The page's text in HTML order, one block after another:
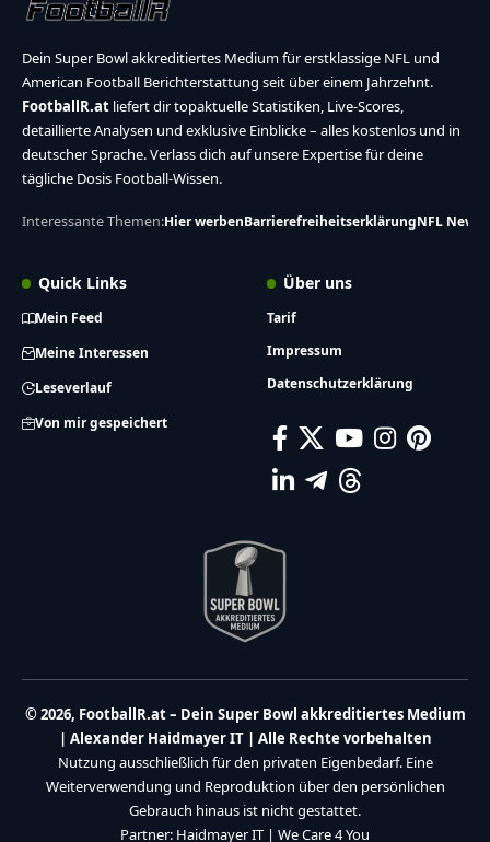
Dein Super Bowl akkreditiertes Medium für erstklassige NFL und
American Football Berichterstattung seit über einem Jahrzehnt.
FootballR.at liefert dir topaktuelle Statistiken, Live-Scores,
detaillierte Analysen und exklusive Einblicke – alles kostenlos und in
deutscher Sprache. Verlass dich auf unsere Expertise für deine
tägliche Dosis Football-Wissen.
Interessante Themen:Hier werbenBarrierefreiheitserklärungNFL News
Quick Links
Mein Feed
Meine Interessen
Leseverlauf
Von mir gespeichert
Über uns
Tarif
Impressum
Datenschutzerklärung
© 2026, FootballR.at – Dein Super Bowl akkreditiertes Medium
| Alexander Haidmayer IT | Alle Rechte vorbehalten
Nutzung ausschließlich für den privaten Eigenbedarf. Eine
Weiterverwendung und Reproduktion über den persönlichen
Gebrauch hinaus ist nicht gestattet.
Partner: Haidmayer IT | We Care 4 You